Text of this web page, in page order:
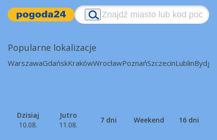
Popularne lokalizacje
WarszawaGdańskKrakówWrocławPoznańSzczecinLublin
Dzisiaj
10.08.
Jutro
11.08.
7 dni Weekend 16 dni